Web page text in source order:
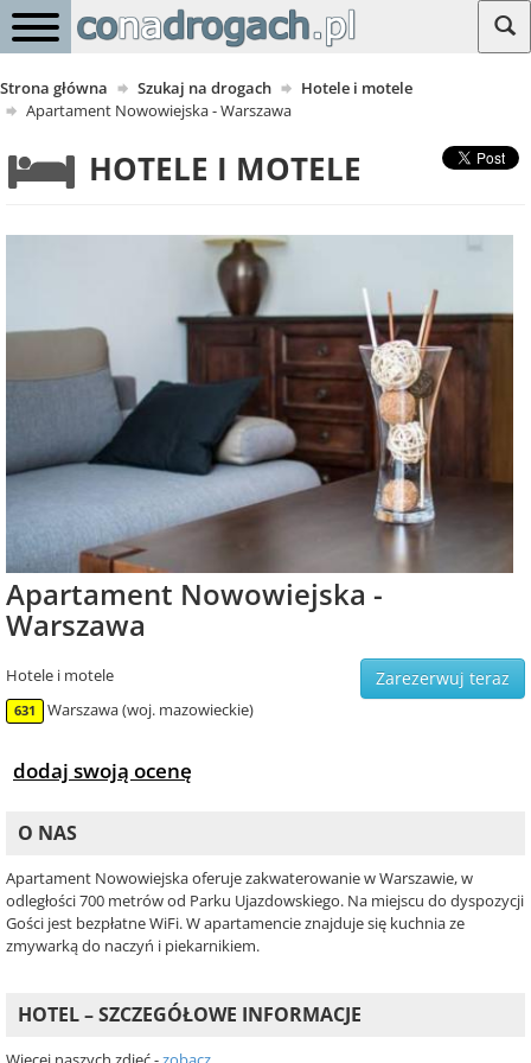
Strona główna Szukaj na drogach
Hotele i motele
Apartament Nowowiejska - Warszawa
HOTELE I MOTELE
Apartament Nowowiejska -
Warszawa
Zarezerwuj teraz
Hotele i motele
631 Warszawa (woj. mazowieckie)
dodaj swoją ocenę
O NAS
Apartament Nowowiejska oferuje zakwaterowanie w Warszawie, w
odległości 700 metrów od Parku Ujazdowskiego. Na miejscu do dyspozycji
Gości jest bezpłatne WiFi. W apartamencie znajduje się kuchnia ze
zmywarką do naczyń i piekarnikiem.
HOTEL – SZCZEGÓŁOWE INFORMACJE